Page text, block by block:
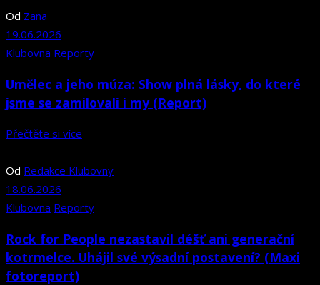
Od Zana
19.06.2026
Klubovna Reporty
Umělec a jeho múza: Show plná lásky, do které
jsme se zamilovali i my (Report)
Přečtěte si více
Od Redakce Klubovny
18.06.2026
Klubovna Reporty
Rock for People nezastavil déšť ani generační
kotrmelce. Uhájil své výsadní postavení? (Maxi
fotoreport)